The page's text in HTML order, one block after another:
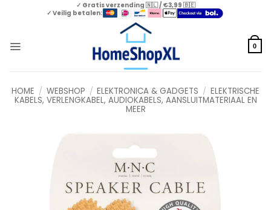
✓ Gratis verzending 🇳🇱 / €3,99 🇧🇪
✓ Veilig betalen:
0
HOME / WEBSHOP / ELEKTRONICA & GADGETS / ELEKTRISCHE
KABELS, VERLENGKABEL, AUDIOKABELS, AANSLUITMATERIAAL EN
MEER